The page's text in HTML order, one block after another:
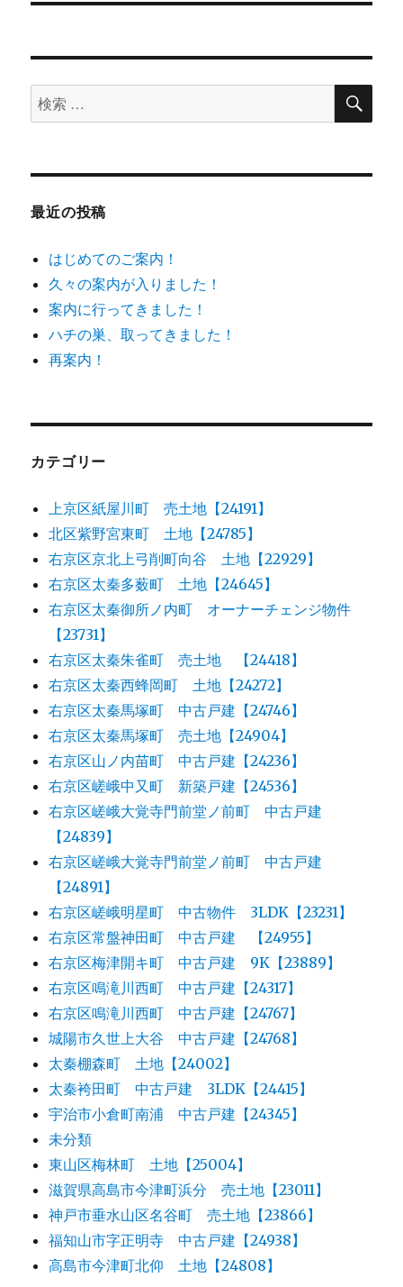
ン
投
検
索
象:
検
最近の投稿
はじめてのご案内！
久々の案内が入りました！
案内に行ってきました！
ハチの巣、取ってきました！
再案内！
カテゴリー
上京区紙屋川町 売土地【24191】
北区紫野宮東町 土地【24785】
右京区京北上弓削町向谷 土地【22929】
右京区太秦多薮町 土地【24645】
右京区太秦御所ノ内町 オーナーチェンジ物件
【23731】
右京区太秦朱雀町 売土地 【24418】
右京区太秦西蜂岡町 土地【24272】
右京区太秦馬塚町 中古戸建【24746】
右京区太秦馬塚町 売土地【24904】
右京区山ノ内苗町 中古戸建【24236】
右京区嵯峨中又町 新築戸建【24536】
右京区嵯峨大覚寺門前堂ノ前町 中古戸建
【24839】
右京区嵯峨大覚寺門前堂ノ前町 中古戸建
【24891】
右京区嵯峨明星町 中古物件 3LDK【23231】
右京区常盤神田町 中古戸建 【24955】
右京区梅津開キ町 中古戸建 9K【23889】
右京区鳴滝川西町 中古戸建【24317】
右京区鳴滝川西町 中古戸建【24767】
城陽市久世上大谷 中古戸建【24768】
太秦棚森町 土地【24002】
太秦袴田町 中古戸建 3LDK【24415】
宇治市小倉町南浦 中古戸建【24345】
未分類
東山区梅林町 土地【25004】
滋賀県高島市今津町浜分 売土地【23011】
神戸市垂水山区名谷町 売土地【23866】
福知山市字正明寺 中古戸建【24938】
高島市今津町北仰 土地【24808】